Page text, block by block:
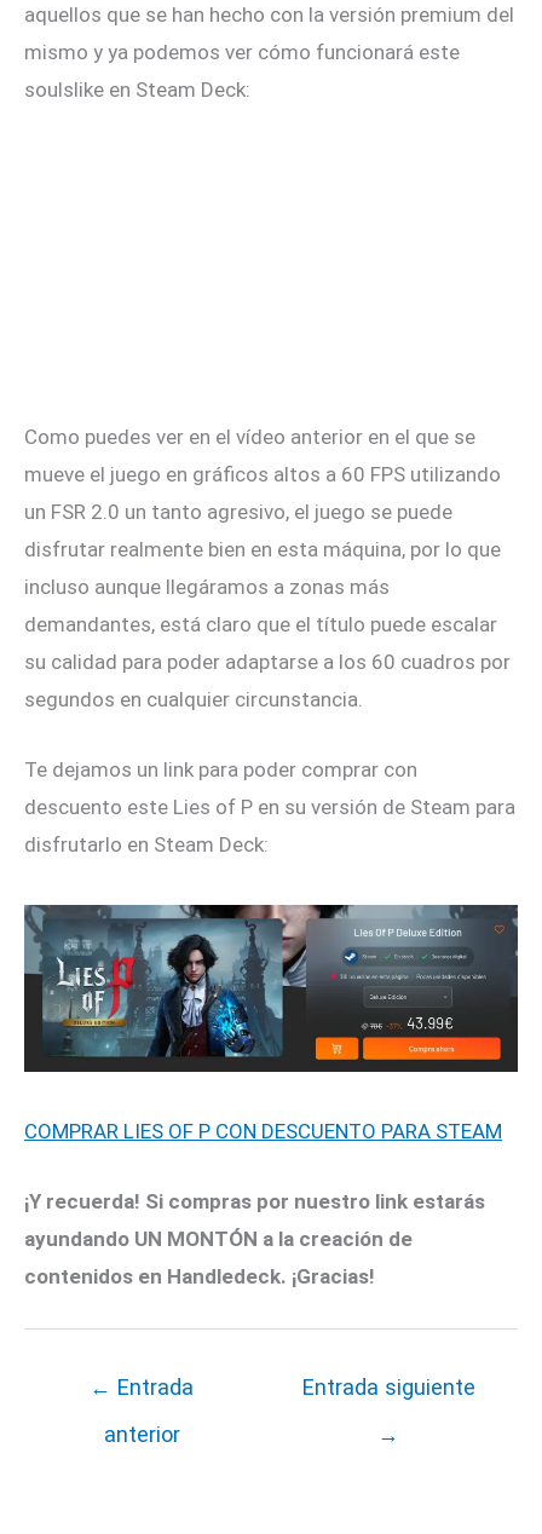
aquellos que se han hecho con la versión premium del
mismo y ya podemos ver cómo funcionará este
soulslike en Steam Deck:
Como puedes ver en el vídeo anterior en el que se
mueve el juego en gráficos altos a 60 FPS utilizando
un FSR 2.0 un tanto agresivo, el juego se puede
disfrutar realmente bien en esta máquina, por lo que
incluso aunque llegáramos a zonas más
demandantes, está claro que el título puede escalar
su calidad para poder adaptarse a los 60 cuadros por
segundos en cualquier circunstancia.
Te dejamos un link para poder comprar con
descuento este Lies of P en su versión de Steam para
disfrutarlo en Steam Deck:
COMPRAR LIES OF P CON DESCUENTO PARA STEAM
¡Y recuerda! Si compras por nuestro link estarás
ayundando UN MONTÓN a la creación de
contenidos en Handledeck. ¡Gracias!
← Entrada
anterior
Entrada siguiente
→